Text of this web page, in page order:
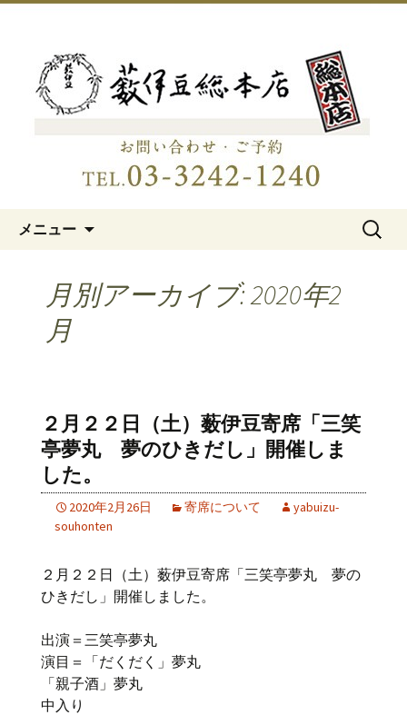
日本橋の老舗蕎麦屋「藪伊豆総
本店」
メニュー
検
月別アーカイブ: 2020年2
月
２月２２日（土）薮伊豆寄席「三笑
亭夢丸 夢のひきだし」開催しま
した。
2020年2月26日 寄席について
yabuizu-
souhonten
２月２２日（土）薮伊豆寄席「三笑亭夢丸 夢の
ひきだし」開催しました。
出演＝三笑亭夢丸
演目＝「だくだく」夢丸
「親子酒」夢丸
中入り